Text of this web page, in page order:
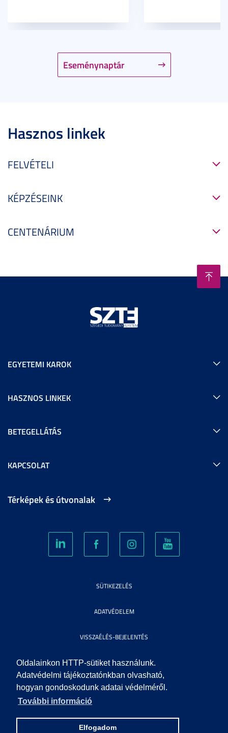
Oldalainkon HTTP-sütiket használunk.
Adatvédelmi tájékoztatónkban olvasható,
hogyan gondoskodunk adatai védelméről.
További információ
Elfogadom
Eseménynaptár
Hasznos linkek
FELVÉTELI
KÉPZÉSEINK
CENTENÁRIUM
EGYETEMI KAROK
HASZNOS LINKEK
BETEGELLÁTÁS
KAPCSOLAT
Térképek és útvonalak
SÜTIKEZELÉS
ADATVÉDELEM
VISSZAÉLÉS-BEJELENTÉS
KÖZÉRDEKŰ ADATOK
IMPRESSZUM